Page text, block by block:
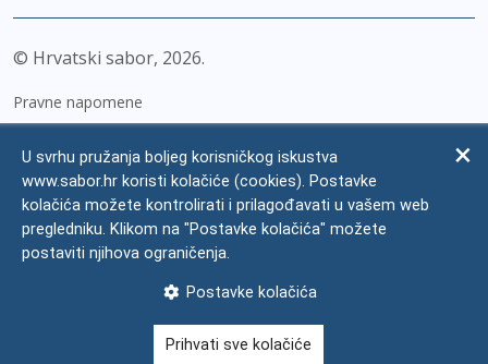
© Hrvatski sabor, 2026
Pravne napomene
Zaštita osobnih podataka
Impressum
Česta pitanja
U svrhu pružanja boljeg korisničkog iskustva
www.sabor.hr koristi kolačiće (cookies). Postavke
kolačića možete kontrolirati i prilagođavati u vašem web
pregledniku. Klikom na "Postavke kolačića" možete
postaviti njihova ograničenja.
Postavke kolačića
Prihvati sve kolačiće